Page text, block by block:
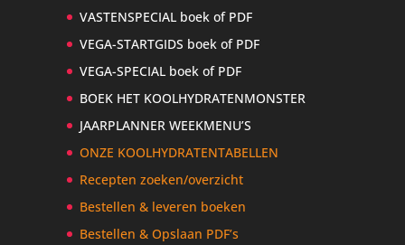
VASTENSPECIAL boek of PDF
VEGA-STARTGIDS boek of PDF
VEGA-SPECIAL boek of PDF
BOEK HET KOOLHYDRATENMONSTER
JAARPLANNER WEEKMENU’S
ONZE KOOLHYDRATENTABELLEN
Recepten zoeken/overzicht
Bestellen & leveren boeken
Bestellen & Opslaan PDF’s